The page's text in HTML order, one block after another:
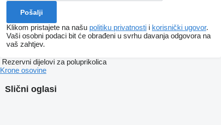
Klikom pristajete na našu politiku privatnosti i korisnički ugovor.
Vaši osobni podaci bit će obrađeni u svrhu davanja odgovora na
vaš zahtjev.
Slični oglasi
Rezervni dijelovi za poluprikolica
Krone osovine